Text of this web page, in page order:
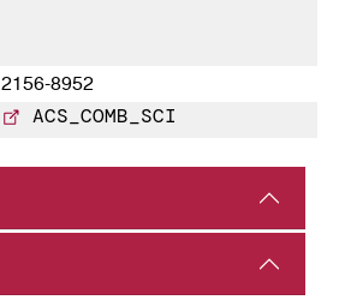
2156-8952
ACS_COMB_SCI